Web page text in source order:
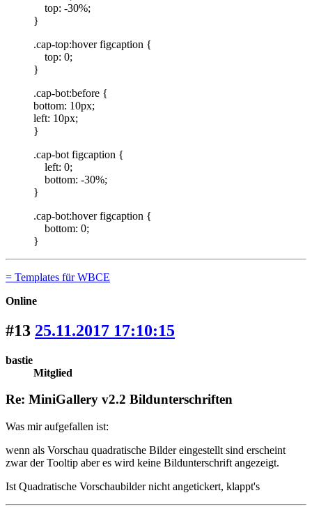
top: -30%;
}
.cap-top:hover figcaption {
top: 0;
}
.cap-bot:before {
bottom: 10px;
left: 10px;
}
.cap-bot figcaption {
left: 0;
bottom: -30%;
}
.cap-bot:hover figcaption {
bottom: 0;
}
= Templates für WBCE
Online
#13 25.11.2017 17:10:15
bastie
Mitglied
Re: MiniGallery v2.2 Bildunterschriften
Was mir aufgefallen ist:
wenn als Vorschau quadratische Bilder eingestellt sind erscheint
zwar der Tooltip aber es wird keine Bildunterschrift angezeigt.
Ist Quadratische Vorschaubilder nicht angetickert, klappt's